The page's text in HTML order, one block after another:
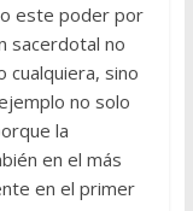
este poder por
sacerdotal no
cualquiera, sino
no solo
la
en el más
en el primer